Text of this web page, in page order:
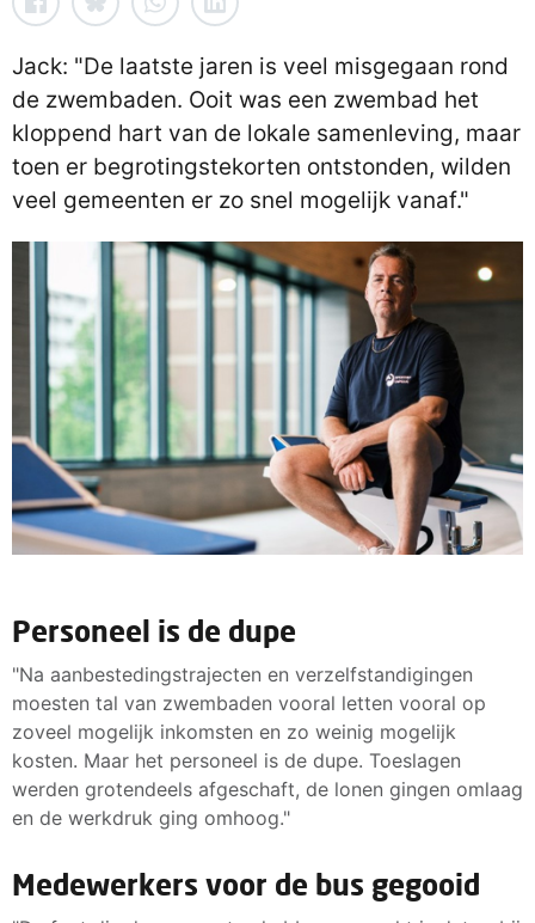
Jack: "De laatste jaren is veel misgegaan rond
de zwembaden. Ooit was een zwembad het
kloppend hart van de lokale samenleving, maar
toen er begrotingstekorten ontstonden, wilden
veel gemeenten er zo snel mogelijk vanaf."
Personeel is de dupe
"Na aanbestedingstrajecten en verzelfstandigingen
moesten tal van zwembaden vooral letten vooral op
zoveel mogelijk inkomsten en zo weinig mogelijk
kosten. Maar het personeel is de dupe. Toeslagen
werden grotendeels afgeschaft, de lonen gingen omlaag
en de werkdruk ging omhoog."
Medewerkers voor de bus gegooid